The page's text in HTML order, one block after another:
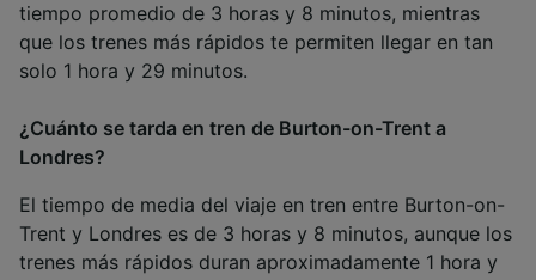
tiempo promedio de 3 horas y 8 minutos, mientras
que los trenes más rápidos te permiten llegar en tan
solo 1 hora y 29 minutos.
¿Cuánto se tarda en tren de Burton-on-Trent a
Londres?
El tiempo de media del viaje en tren entre Burton-on-
Trent y Londres es de 3 horas y 8 minutos, aunque los
trenes más rápidos duran aproximadamente 1 hora y